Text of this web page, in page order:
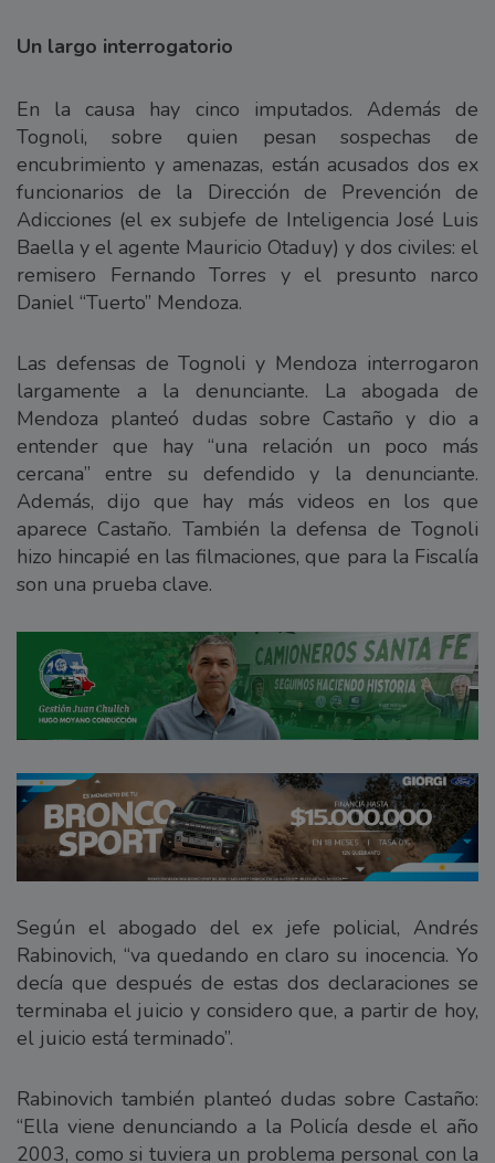
Un largo interrogatorio
En la causa hay cinco imputados. Además de
Tognoli, sobre quien pesan sospechas de
encubrimiento y amenazas, están acusados dos ex
funcionarios de la Dirección de Prevención de
Adicciones (el ex subjefe de Inteligencia José Luis
Baella y el agente Mauricio Otaduy) y dos civiles: el
remisero Fernando Torres y el presunto narco
Daniel “Tuerto” Mendoza.
Las defensas de Tognoli y Mendoza interrogaron
largamente a la denunciante. La abogada de
Mendoza planteó dudas sobre Castaño y dio a
entender que hay “una relación un poco más
cercana” entre su defendido y la denunciante.
Además, dijo que hay más videos en los que
aparece Castaño. También la defensa de Tognoli
hizo hincapié en las filmaciones, que para la Fiscalía
son una prueba clave.
Según el abogado del ex jefe policial, Andrés
Rabinovich, “va quedando en claro su inocencia. Yo
decía que después de estas dos declaraciones se
terminaba el juicio y considero que, a partir de hoy,
el juicio está terminado”.
Rabinovich también planteó dudas sobre Castaño:
“Ella viene denunciando a la Policía desde el año
2003, como si tuviera un problema personal con la